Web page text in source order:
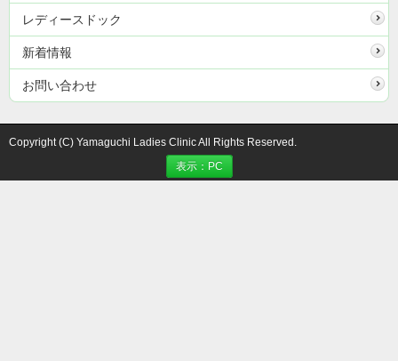
レディースドック
新着情報
お問い合わせ
Copyright (C) Yamaguchi Ladies Clinic All Rights Reserved.
表示：PC